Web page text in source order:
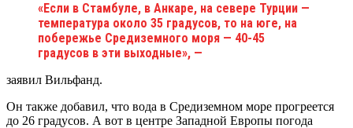
«Если в Стамбуле, в Анкаре, на севере Турции —
температура около 35 градусов, то на юге, на
побережье Средиземного моря — 40-45
градусов в эти выходные», —
заявил Вильфанд.
Он также добавил, что вода в Средиземном море прогреется
до 26 градусов. А вот в центре Западной Европы погода